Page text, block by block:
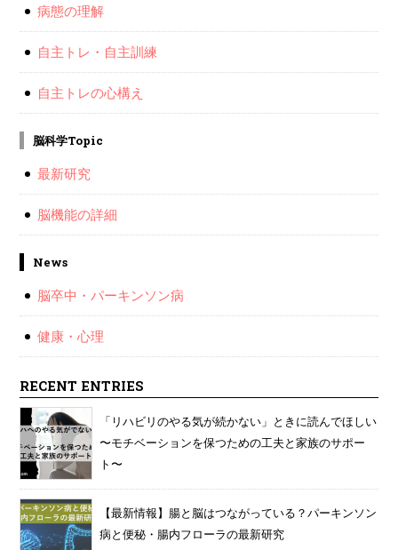
病態の理解
自主トレ・自主訓練
自主トレの心構え
脳科学Topic
最新研究
脳機能の詳細
News
脳卒中・パーキンソン病
健康・心理
RECENT ENTRIES
「リハビリのやる気が続かない」ときに読んでほしい
〜モチベーションを保つための工夫と家族のサポー
ト〜
【最新情報】腸と脳はつながっている？パーキンソン
病と便秘・腸内フローラの最新研究